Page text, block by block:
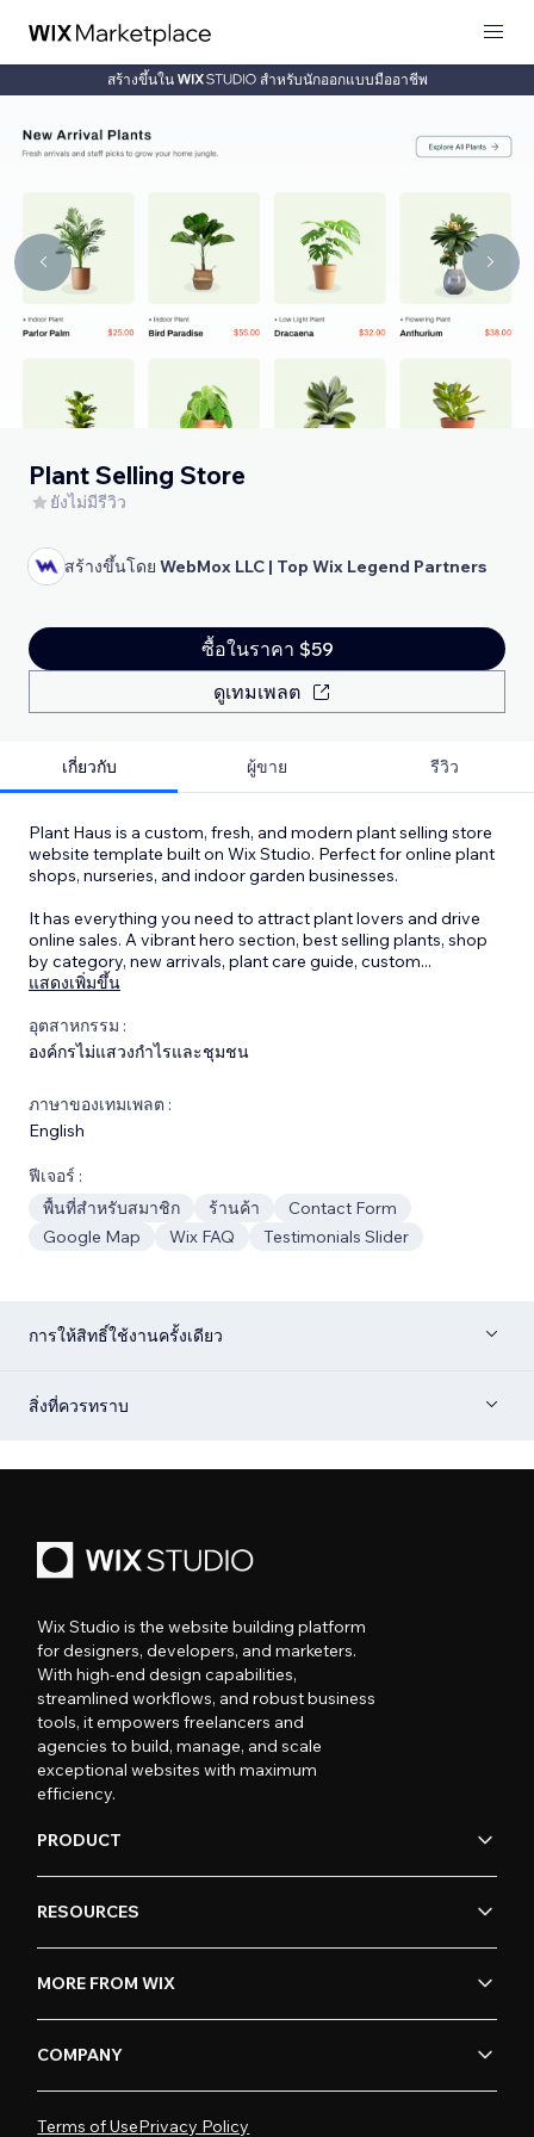
สร้างขึ้นใน สำหรับนักออกแบบมืออาชีพ
Plant Selling Store
ยังไม่มีรีวิว
สร้างขึ้นโดย WebMox LLC | Top Wix Legend Partners
ซื้อในราคา $59
ดูเทมเพลต
เกี่ยวกับ ผู้ขาย รีวิว
Plant Haus is a custom, fresh, and modern plant selling store
website template built on Wix Studio. Perfect for online plant
shops, nurseries, and indoor garden businesses.
It has everything you need to attract plant lovers and drive
online sales. A vibrant hero section, best selling plants, shop
by category, new arrivals, plant care guide, custom...
แสดงเพิ่มขึ้น
อุตสาหกรรม :
องค์กรไม่แสวงกำไรและชุมชน
ภาษาของเทมเพลต :
English
ฟีเจอร์ :
พื้นที่สำหรับสมาชิก
ร้านค้า
Contact Form
Google Map
Wix FAQ Testimonials Slider
การให้สิทธิ์ใช้งานครั้งเดียว
สิ่งที่ควรทราบ
Wix Studio is the website building platform
for designers, developers, and marketers.
With high-end design capabilities,
streamlined workflows, and robust business
tools, it empowers freelancers and
agencies to build, manage, and scale
exceptional websites with maximum
efficiency.
PRODUCT
RESOURCES
MORE FROM WIX
COMPANY
Terms of UsePrivacy Policy